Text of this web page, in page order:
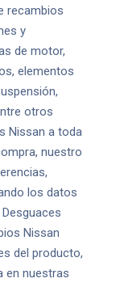
recambios
y
de motor,
elementos
otros
Nissan a toda
nuestro
los datos
Nissan
del producto,
en nuestras